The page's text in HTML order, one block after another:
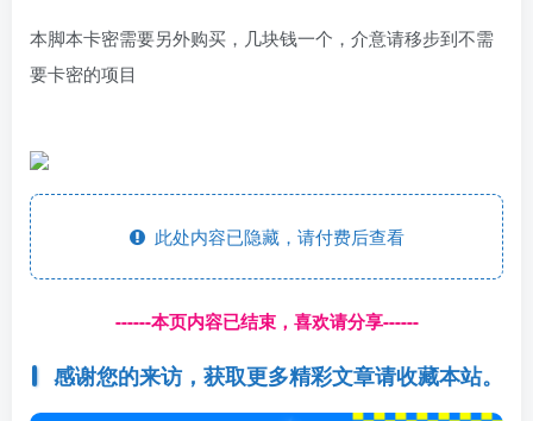
本脚本卡密需要另外购买，几块钱一个，介意请移步到不需
要卡密的项目
此处内容已隐藏，请付费后查看
------本页内容已结束，喜欢请分享------
感谢您的来访，获取更多精彩文章请收藏本站。